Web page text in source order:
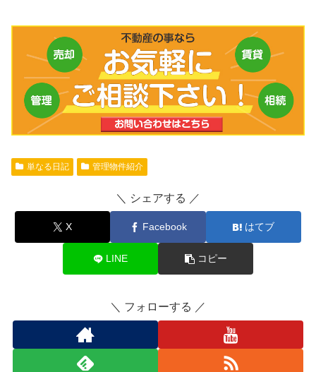
単なる日記 管理物件紹介
シェアする
X Facebook はてブ
LINE コピー
フォローする